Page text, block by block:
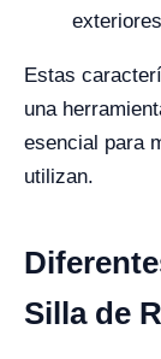
Estas
una
esencial para
utilizan.
Silla de